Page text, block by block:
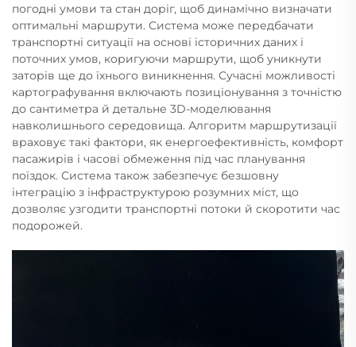
погодні умови та стан доріг, щоб динамічно визначати
оптимальні маршрути. Система може передбачати
транспортні ситуації на основі історичних даних і
поточних умов, коригуючи маршрути, щоб уникнути
заторів ще до їхнього виникнення. Сучасні можливості
картографування включають позиціонування з точністю
до сантиметра й детальне 3D-моделювання
навколишнього середовища. Алгоритм маршрутизації
враховує такі фактори, як енергоефективність, комфорт
пасажирів і часові обмеження під час планування
поїздок. Система також забезпечує безшовну
інтеграцію з інфраструктурою розумних міст, що
дозволяє узгодити транспортні потоки й скоротити час
подорожей.